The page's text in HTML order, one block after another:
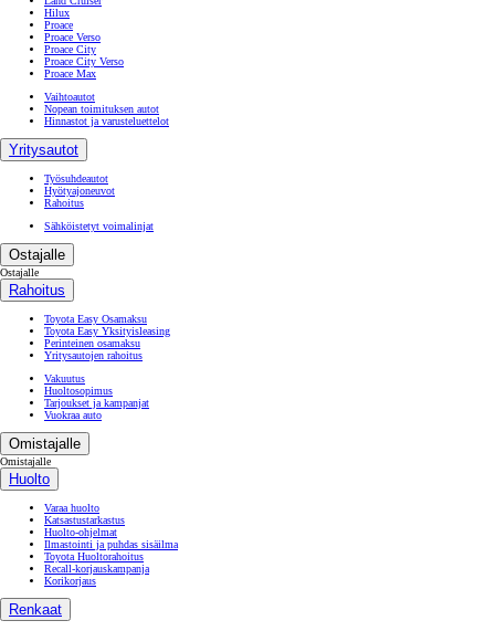
POST https://usc-webcomponents.toyota-europe.com/v1/used-stock-cars/fi/fi?
brand=toyota&uscContext=used&uscEnv=production&vehicleForSaleId=0accd4fa-3e66-4c73-bfe0-
fa4d9b4eb5d9
Mallisto
Mallisto
Uudet autot
Toyota bZ4X Touring
Toyota C-HR+
Urban Cruiser
Yaris
GR Yaris
Yaris Cross
Corolla Cross
Corolla Hatchback
Corolla Touring Sports
Corolla Sedan
Toyota C-HR
RAV4
Land Cruiser
Hilux
Proace
Proace Verso
Proace City
Proace City Verso
Proace Max
Vaihtoautot
Nopean toimituksen autot
Hinnastot ja varusteluettelot
Yritysautot
Työsuhdeautot
Hyötyajoneuvot
Rahoitus
Sähköistetyt voimalinjat
Ostajalle